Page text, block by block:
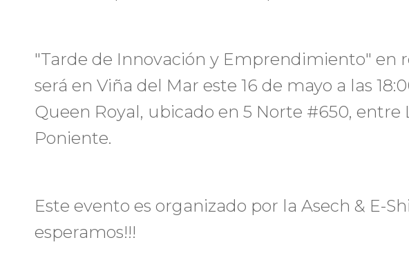
"Tarde de Innovación y Emprendimiento" en
será en Viña del Mar este 16 de mayo a las
Queen Royal, ubicado en 5 Norte #650, entre
Poniente.
Este evento es organizado por la Asech & E-
esperamos!!!